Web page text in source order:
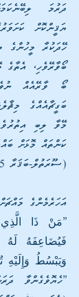
ކަންތައް މޮޅަށް
(ސޫރަތުލް-ބަޤަރާ 265)
އަހަރެމެންގެ
وَيَبْسُطُ وَإِلَيْهِ